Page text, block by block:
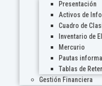
Presentación
Activos de
Cuadro de
Inventario de
Mercurio
Pautas
Tablas de
Gestión Financiera